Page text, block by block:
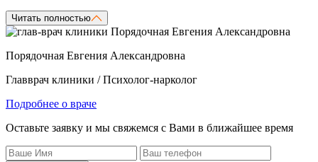
Читать полностью
Порядочная Евгения Александровна
Главврач клиники / Психолог-нарколог
Подробнее о враче
Оставьте заявку и мы свяжемся с Вами в ближайшее время